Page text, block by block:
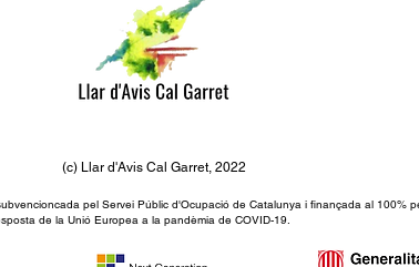
(c) Llar d'Avis Cal Garret, 2022
pel Servei Públic d'Ocupació de Catalunya i finançada al 100%
de la Unió Europea a la pandèmia de COVID-19.